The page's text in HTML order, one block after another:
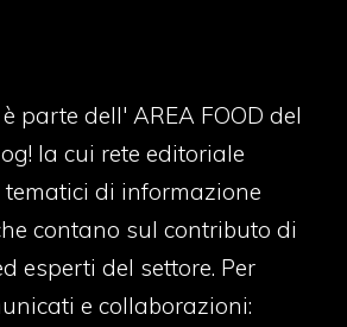
parte dell' AREA FOOD del
la cui rete editoriale
di informazione
contano sul contributo di
esperti del settore. Per
e collaborazioni: